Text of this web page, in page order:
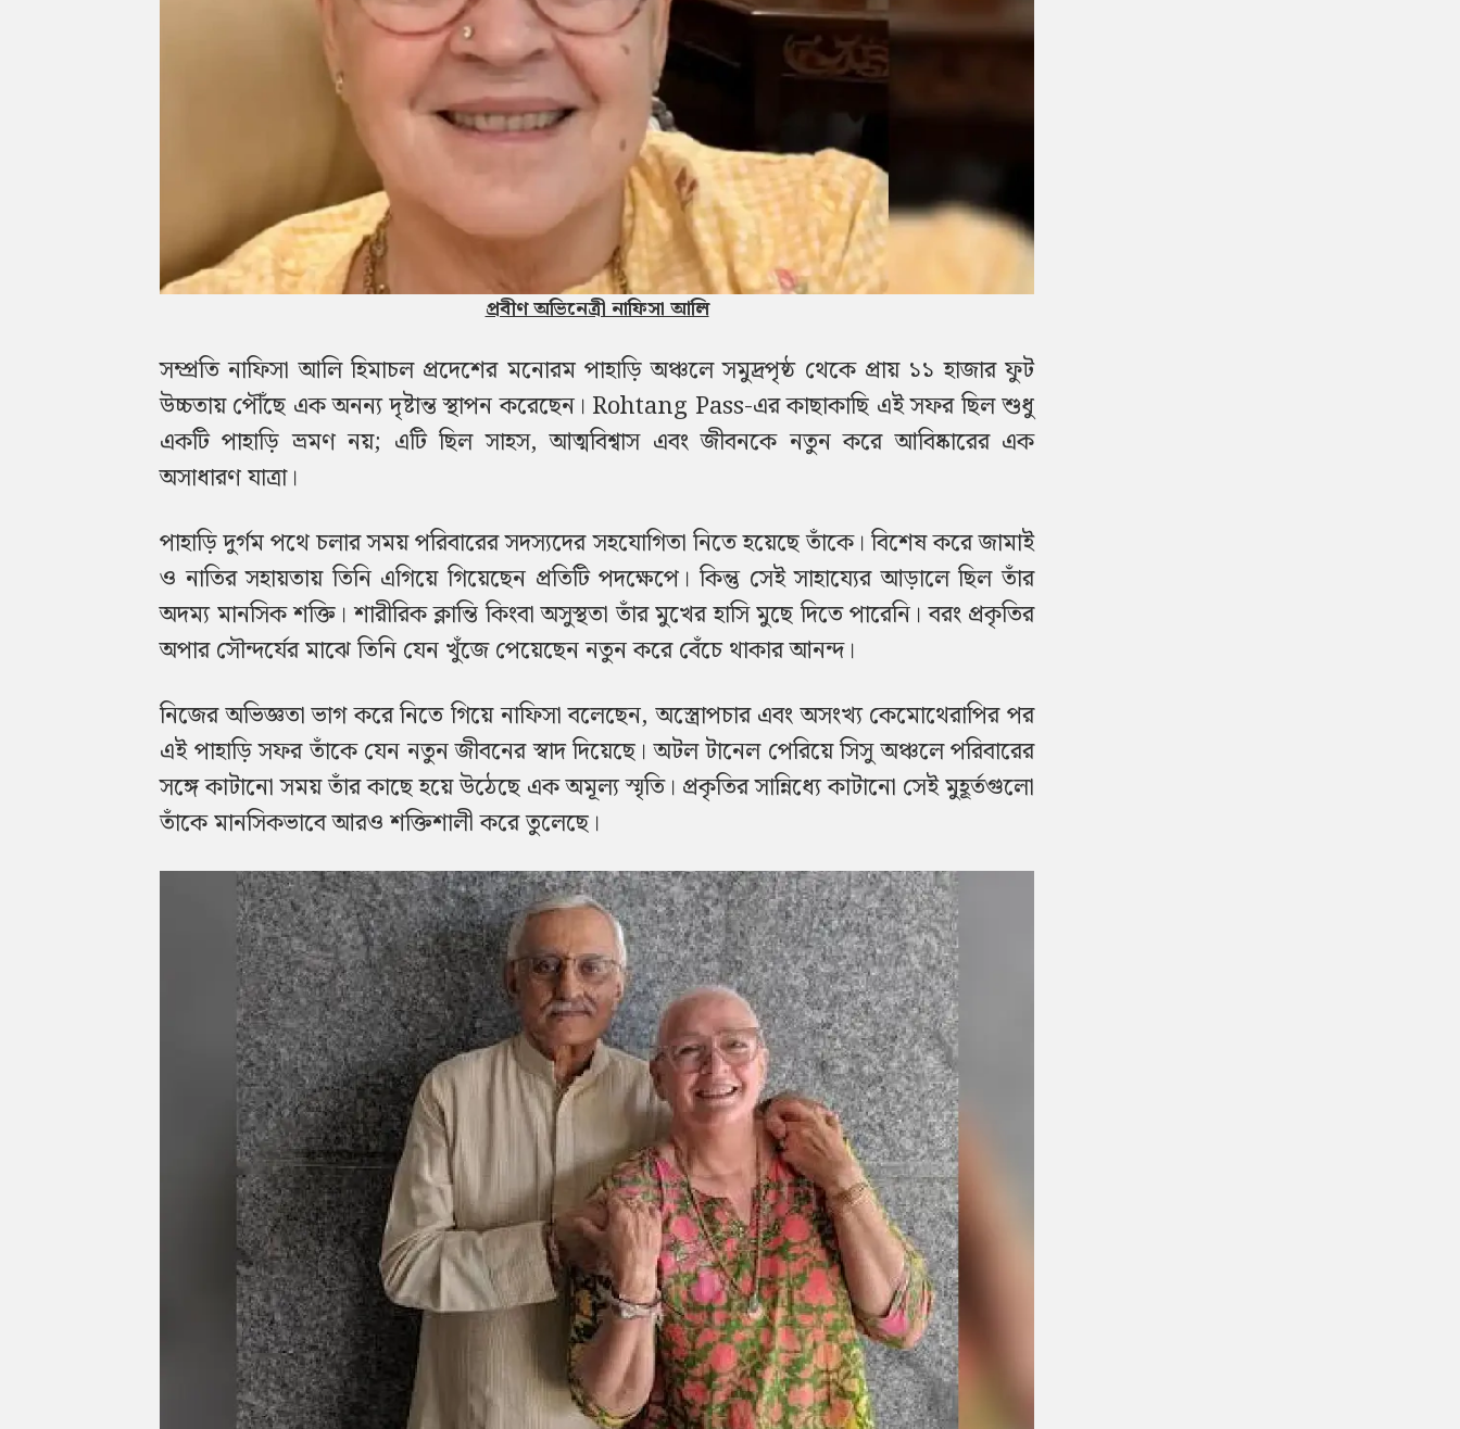
প্রবীণ অভিনেত্রী নাফিসা আলি
সম্প্রতি নাফিসা আলি হিমাচল প্রদেশের মনোরম পাহাড়ি অঞ্চলে সমুদ্রপৃষ্ঠ থেকে প্রায় ১১ হাজার ফুট
উচ্চতায় পৌঁছে এক অনন্য দৃষ্টান্ত স্থাপন করেছেন। Rohtang Pass-এর কাছাকাছি এই সফর ছিল শুধু
একটি পাহাড়ি ভ্রমণ নয়; এটি ছিল সাহস, আত্মবিশ্বাস এবং জীবনকে নতুন করে আবিষ্কারের এক
অসাধারণ যাত্রা।
পাহাড়ি দুর্গম পথে চলার সময় পরিবারের সদস্যদের সহযোগিতা নিতে হয়েছে তাঁকে। বিশেষ করে জামাই
ও নাতির সহায়তায় তিনি এগিয়ে গিয়েছেন প্রতিটি পদক্ষেপে। কিন্তু সেই সাহায্যের আড়ালে ছিল তাঁর
অদম্য মানসিক শক্তি। শারীরিক ক্লান্তি কিংবা অসুস্থতা তাঁর মুখের হাসি মুছে দিতে পারেনি। বরং প্রকৃতির
অপার সৌন্দর্যের মাঝে তিনি যেন খুঁজে পেয়েছেন নতুন করে বেঁচে থাকার আনন্দ।
নিজের অভিজ্ঞতা ভাগ করে নিতে গিয়ে নাফিসা বলেছেন, অস্ত্রোপচার এবং অসংখ্য কেমোথেরাপির পর
এই পাহাড়ি সফর তাঁকে যেন নতুন জীবনের স্বাদ দিয়েছে। অটল টানেল পেরিয়ে সিসু অঞ্চলে পরিবারের
সঙ্গে কাটানো সময় তাঁর কাছে হয়ে উঠেছে এক অমূল্য স্মৃতি। প্রকৃতির সান্নিধ্যে কাটানো সেই মুহূর্তগুলো
তাঁকে মানসিকভাবে আরও শক্তিশালী করে তুলেছে।